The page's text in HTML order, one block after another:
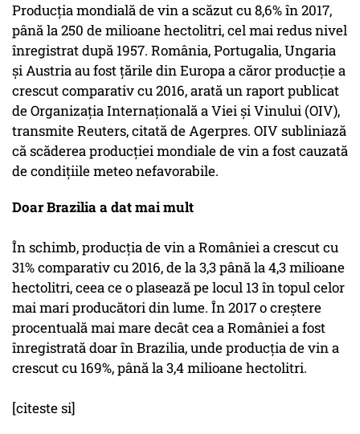
Producţia mondială de vin a scăzut cu 8,6% în 2017,
până la 250 de milioane hectolitri, cel mai redus nivel
înregistrat după 1957. România, Portugalia, Ungaria
şi Austria au fost ţările din Europa a căror producţie a
crescut comparativ cu 2016, arată un raport publicat
de Organizaţia Internaţională a Viei şi Vinului (OIV),
transmite Reuters, citată de Agerpres. OIV subliniază
că scăderea producţiei mondiale de vin a fost cauzată
de condiţiile meteo nefavorabile.
Doar Brazilia a dat mai mult
În schimb, producţia de vin a României a crescut cu
31% comparativ cu 2016, de la 3,3 până la 4,3 milioane
hectolitri, ceea ce o plasează pe locul 13 în topul celor
mai mari producători din lume. În 2017 o creştere
procentuală mai mare decât cea a României a fost
înregistrată doar în Brazilia, unde producţia de vin a
crescut cu 169%, până la 3,4 milioane hectolitri.
[citeste si]